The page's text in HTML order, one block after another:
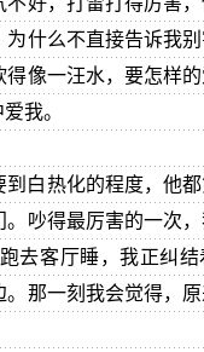
什么不直接告诉我别
像一汪水，要怎样
我。
白热化的程度，他都
吵得最厉害的一次，
去客厅睡，我正纠
那一刻我会觉得，